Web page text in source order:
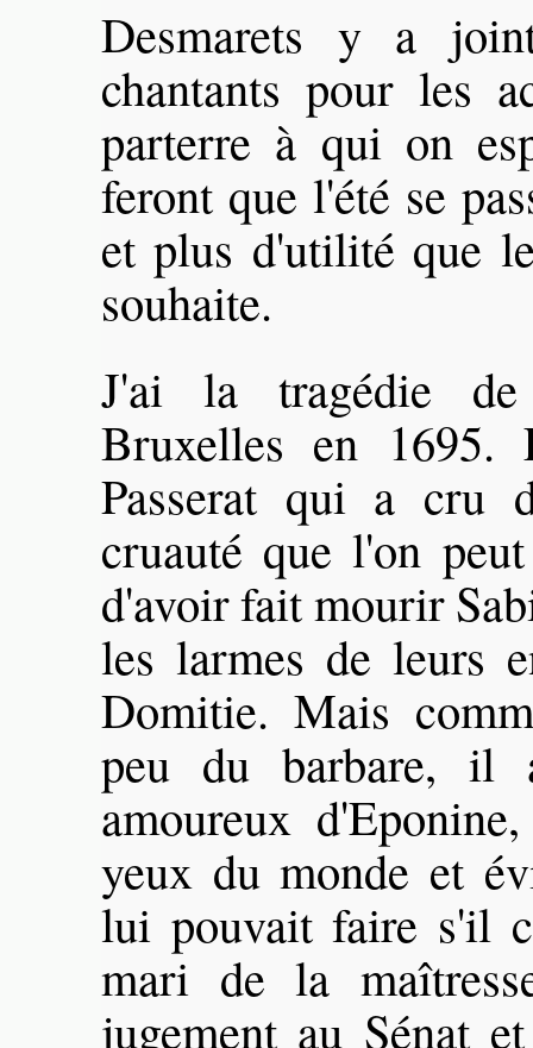
Desmarets y a
chantants pour les
parterre à qui on
feront que l'été se
et plus d'utilité que
souhaite.
J'ai la tragédie
Bruxelles en
Passerat qui a cru
cruauté que l'on
d'avoir fait mourir
les larmes de leurs
Domitie. Mais
peu du barbare, il
amoureux
yeux du monde et
lui pouvait faire s'il
mari de la
jugement au Sénat